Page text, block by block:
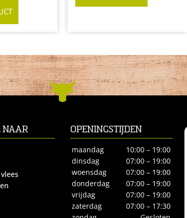
NAAR OPENINGSTIJDEN
maandag
10:00 – 19:00
dinsdag
07:00 – 19:00
woensdag
07:00 – 19:00
donderdag
07:00 – 19:00
vrijdag
07:00 – 19:00
zaterdag
07:00 – 17:30